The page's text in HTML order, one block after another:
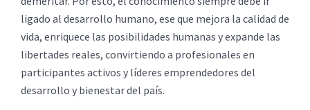
ligado al desarrollo humano, ese que mejora la calidad de
vida, enriquece las posibilidades humanas y expande las
libertades reales, convirtiendo a profesionales en
participantes activos y líderes emprendedores del
desarrollo y bienestar del país.